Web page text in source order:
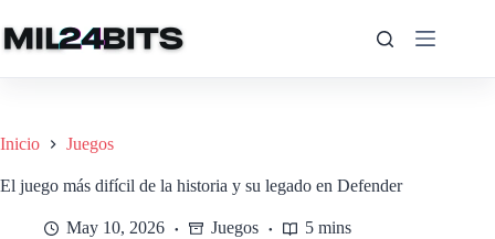
al
contenido
Inicio Juegos
El juego más difícil de la historia y su legado en Defender
May 10, 2026 Juegos 5 mins